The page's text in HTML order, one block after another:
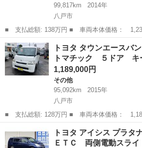
99,817km
2014年
八戸市
■ 支払総額: 138万円 ■ 車両本体価格： 1,230,000 円 ■ メーカー
名： トヨタ ■ 車種名： カムリ ■ グレー
ド Ｇパッケージ 青森県内仕入れ ２ＷＤ
グ対応純正Ｓ...
青森 八戸市 その他
トヨタ タウンエース
トマチック ５ドア
1,189,000円
その他
95,092km
2015年
八戸市
■ 支払総額: 128万円 ■ 車両本体価格： 1,189,000 円 ■ メーカー
名： トヨタ ■ 車種名： タウンエースバ
Ｌ ４ＷＤ オートマチック ５ドア キーレ
ラッツィオ...
その他
トヨタ アイシス プラ
ＥＴＣ 両側電動スラ